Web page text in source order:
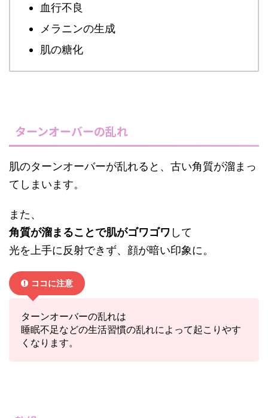
血行不良
メラニンの生成
肌の糖化
ターンオーバーの乱れ
肌のターンオーバーが乱れると、古い角質が溜まっ
てしまいます。
また、
角質が溜まることで肌がゴワゴワ して
光を上手に反射できず、顔が暗い印象に。
ココに注意
ターンオーバーの乱れは
睡眠不足などの生活習慣の乱れによって起こりやす
くなります。